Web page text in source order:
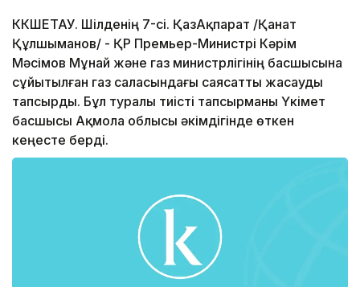
КӨКШЕТАУ. Шілденің 7-сі. ҚазАқпарат /Қанат
Құлшыманов/ - ҚР Премьер-Министрі Кәрім
Мәсімов Мұнай және газ министрлігінің басшысына
сұйытылған газ саласындағы саясатты жасауды
тапсырды. Бұл туралы тиісті тапсырманы Үкімет
басшысы Ақмола облысы әкімдігінде өткен
кеңесте берді.